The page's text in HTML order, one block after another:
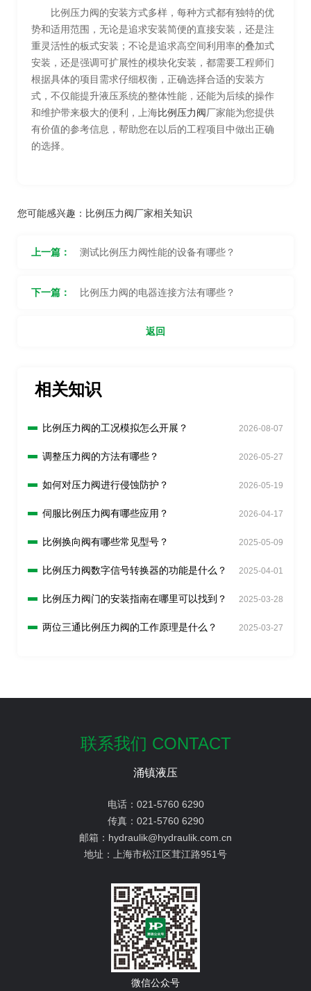
比例压力阀的安装方式多样，每种方式都有独特的优
势和适用范围，无论是追求安装简便的直接安装，还是注
重灵活性的板式安装；不论是追求高空间利用率的叠加式
安装，还是强调可扩展性的模块化安装，都需要工程师们
根据具体的项目需求仔细权衡，正确选择合适的安装方
式，不仅能提升液压系统的整体性能，还能为后续的操作
和维护带来极大的便利，上海比例压力阀厂家能为您提供
有价值的参考信息，帮助您在以后的工程项目中做出正确
的选择。
您可能感兴趣： 比例压力阀厂家相关知识
上一篇： 测试比例压力阀性能的设备有哪些？
下一篇： 比例压力阀的电器连接方法有哪些？
返回
相关知识
比例压力阀的工况模拟怎么开展？ 2026-08-07
调整压力阀的方法有哪些？ 2026-05-27
如何对压力阀进行侵蚀防护？ 2026-05-19
伺服比例压力阀有哪些应用？ 2026-04-17
比例换向阀有哪些常见型号？ 2025-05-09
比例压力阀数字信号转换器的功能是什么？ 2025-04-01
比例压力阀门的安装指南在哪里可以找到？ 2025-03-28
两位三通比例压力阀的工作原理是什么？ 2025-03-27
联系我们 CONTACT
涌镇液压
电话： 021-5760 6290
传真： 021-5760 6290
邮箱： hydraulik@hydraulik.com.cn
地址：
上海市松江区茸江路951号
微信公众号